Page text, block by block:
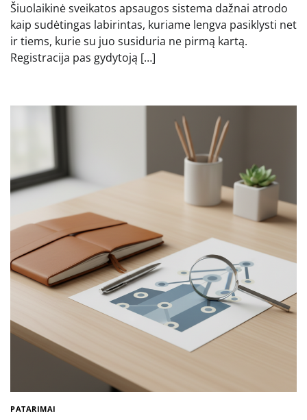
Šiuolaikinė sveikatos apsaugos sistema dažnai atrodo
kaip sudėtingas labirintas, kuriame lengva pasiklysti net
ir tiems, kurie su juo susiduria ne pirmą kartą.
Registracija pas gydytoją […]
PATARIMAI